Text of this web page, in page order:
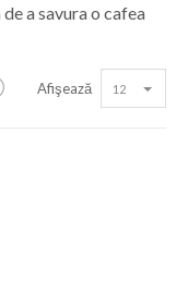
a savura o cafea
Afişează 12